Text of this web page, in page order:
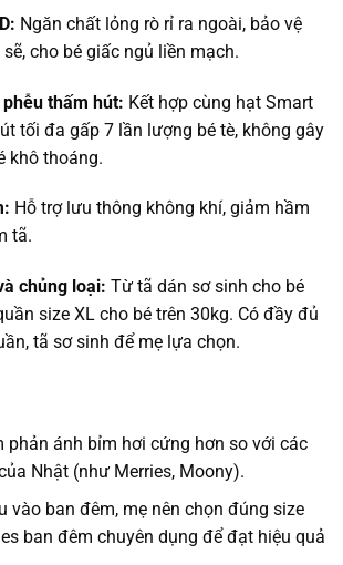
Ngăn chất lỏng rò rỉ ra ngoài, bảo vệ
cho bé giấc ngủ liền mạch.
thấm hút: Kết hợp cùng hạt Smart
tối đa gấp 7 lần lượng bé tè, không gây
khô thoáng.
Hỗ trợ lưu thông không khí, giảm hầm
tã.
chủng loại: Từ tã dán sơ sinh cho bé
size XL cho bé trên 30kg. Có đầy đủ
tã sơ sinh để mẹ lựa chọn.
phản ánh bỉm hơi cứng hơn so với các
Nhật (như Merries, Moony).
vào ban đêm, mẹ nên chọn đúng size
ban đêm chuyên dụng để đạt hiệu quả